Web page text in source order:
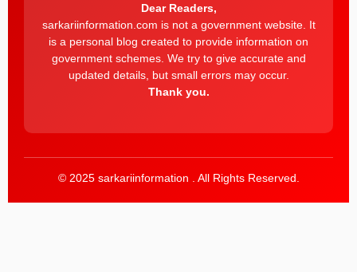
Dear Readers,
sarkariinformation.com is not a government website. It
is a personal blog created to provide information on
government schemes. We try to give accurate and
updated details, but small errors may occur.
Thank you.
© 2025 sarkariinformation . All Rights Reserved.